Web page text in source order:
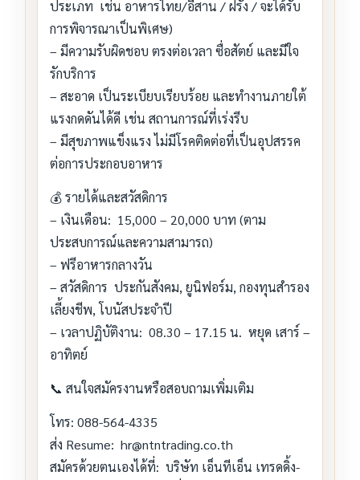
ประเภท เช่น อาหารไทย/อีสาน / ฝรั่ง / จะได้รับ
การพิจารณาเป็นพิเศษ)
– มีความรับผิดชอบ ตรงต่อเวลา ซื่อสัตย์ และมีใจ
รักบริการ
– สะอาด เป็นระเบียบเรียบร้อย และทำงานภายใต้
แรงกดดันได้ดี เช่น สถานการณ์ที่เร่งรีบ
– มีสุขภาพแข็งแรง ไม่มีโรคติดต่อที่เป็นอุปสรรค
ต่อการประกอบอาหาร
💰 รายได้และสวัสดิการ
– เงินเดือน: 15,000 – 20,000 บาท (ตาม
ประสบการณ์และความสามารถ)
– ฟรีอาหารกลางวัน
– สวัสดิการ ประกันสังคม, ยูนิฟอร์ม, กองทุนสำรอง
เลี้ยงชีพ, โบนัสประจำปี
– เวลาปฏิบัติงาน: 08.30 – 17.15 น. หยุด เสาร์ –
อาทิตย์
📞 สนใจสมัครงานหรือสอบถามเพิ่มเติม
โทร: 088-564-4335
ส่ง Resume: hr@ntntrading.co.th
สมัครด้วยตนเองได้ที่: บริษัท เอ็นทีเอ็น เทรดดิ้ง-